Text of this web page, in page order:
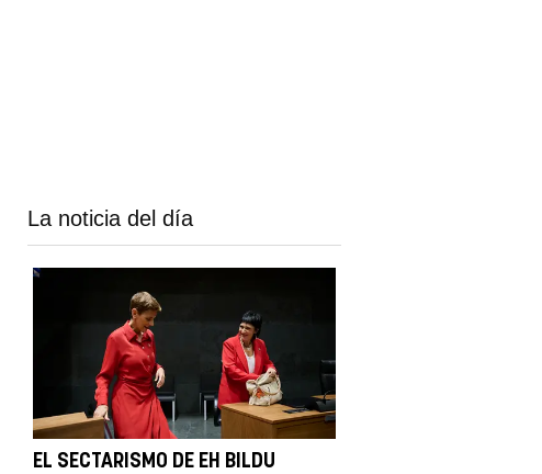
La noticia del día
EL SECTARISMO DE EH BILDU